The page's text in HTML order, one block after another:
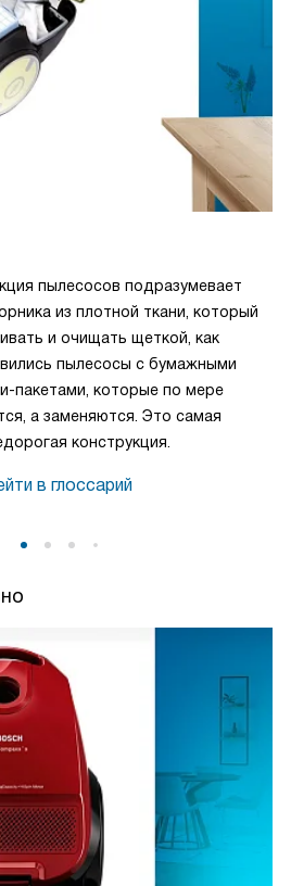
пылесосов подразумевает
из плотной ткани, который
и очищать щеткой, как
пылесосы с бумажными
пакетами, которые по мере
а заменяются. Это самая
конструкция.
в глоссарий